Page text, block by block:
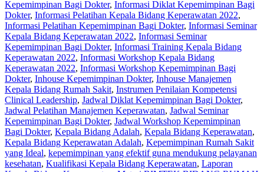
Kepemimpinan Bagi Dokter, Informasi Diklat Kepemimpinan Bagi
Dokter, Informasi Pelatihan Kepala Bidang Keperawatan 2022,
Informasi Pelatihan Kepemimpinan Bagi Dokter, Informasi Seminar
Kepala Bidang Keperawatan 2022, Informasi Seminar
Kepemimpinan Bagi Dokter, Informasi Training Kepala Bidang
Keperawatan 2022, Informasi Workshop Kepala Bidang
Keperawatan 2022, Informasi Workshop Kepemimpinan Bagi
Dokter, Inhouse Kepemimpinan Dokter, Inhouse Manajemen
Kepala Bidang Rumah Sakit, Instrumen Penilaian Kompetensi
Clinical Leadership, Jadwal Diklat Kepemimpinan Bagi Dokter,
Jadwal Pelatihan Manajemen Keperawatan, Jadwal Seminar
Kepemimpinan Bagi Dokter, Jadwal Workshop Kepemimpinan
Bagi Dokter, Kepala Bidang Adalah, Kepala Bidang Keperawatan,
Kepala Bidang Keperawatan Adalah, Kepemimpinan Rumah Sakit
yang Ideal, kepemimpinan yang efektif guna mendukung pelayanan
kesehatan, Kualifikasi Kepala Bidang Keperawatan, Laporan